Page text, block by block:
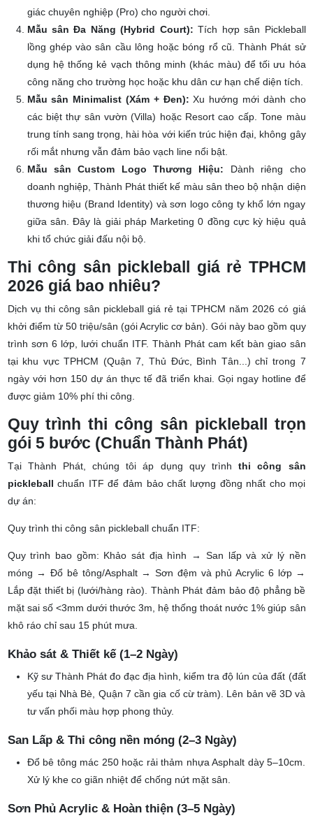
Đây là màu sắc chuẩn mực của các giải đấu quốc tế, tạo cảm
giác chuyên nghiệp (Pro) cho người chơi.
Mẫu sân Đa Năng (Hybrid Court):Tích hợp sân Pickleball
lồng ghép vào sân cầu lông hoặc bóng rổ cũ. Thành Phát sử
dụng hệ thống kẻ vạch thông minh (khác màu) để tối ưu hóa
công năng cho trường học hoặc khu dân cư hạn chế diện tích.
Mẫu sân Minimalist (Xám + Đen):Xu hướng mới dành cho
các biệt thự sân vườn (Villa) hoặc Resort cao cấp. Tone màu
trung tính sang trọng, hài hòa với kiến trúc hiện đại, không gây
rối mắt nhưng vẫn đảm bảo vạch line nổi bật.
Mẫu sân Custom Logo Thương Hiệu: Dành riêng cho
doanh nghiệp, Thành Phát thiết kế màu sân theo bộ nhận diện
thương hiệu (Brand Identity) và sơn logo công ty khổ lớn ngay
giữa sân. Đây là giải pháp Marketing 0 đồng cực kỳ hiệu quả
Thi công sân pickleball giá rẻ TPHCM
2026 giá bao nhiêu?
Dịch vụ thi công sân pickleball giá rẻ tại TPHCM năm 2026 có giá
khởi điểm từ 50 triệu/sân (gói Acrylic cơ bản). Gói này bao gồm quy
trình sơn 6 lớp, lưới chuẩn ITF. Thành Phát cam kết bàn giao sân
tại khu vực TPHCM (Quận 7, Thủ Đức, Bình Tân...) chỉ trong 7
ngày với hơn 150 dự án thực tế đã triển khai. Gọi ngay hotline để
Quy trình thi công sân pickleball trọn
gói 5 bước (Chuẩn Thành Phát)
Tại Thành Phát, chúng tôi áp dụng quy trìnhthi công sân
pickleball
Quy trình bao gồm: Khảo sát địa hình → San lấp và xử lý nền
móng → Đổ bê tông/Asphalt → Sơn đệm và phủ Acrylic 6 lớp →
Lắp đặt thiết bị (lưới/hàng rào). Thành Phát đảm bảo độ phẳng bề
mặt sai số <3mm dưới thước 3m, hệ thống thoát nước 1% giúp sân
Khảo sát & Thiết kế (1–2 Ngày)
Kỹ sư Thành Phát đo đạc địa hình, kiểm tra độ lún của đất (đất
yếu tại Nhà Bè, Quận 7 cần gia cố cừ tràm). Lên bản vẽ 3D và
San Lấp & Thi công nền móng (2–3 Ngày)
Đổ bê tông mác 250 hoặc rải thảm nhựa Asphalt dày 5–10cm.